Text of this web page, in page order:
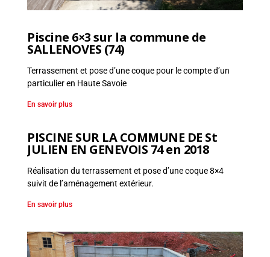
Piscine 6×3 sur la commune de
SALLENOVES (74)
Terrassement et pose d’une coque pour le compte d’un
particulier en Haute Savoie
En savoir plus
PISCINE SUR LA COMMUNE DE St
JULIEN EN GENEVOIS 74 en 2018
Réalisation du terrassement et pose d’une coque 8×4
suivit de l’aménagement extérieur.
En savoir plus